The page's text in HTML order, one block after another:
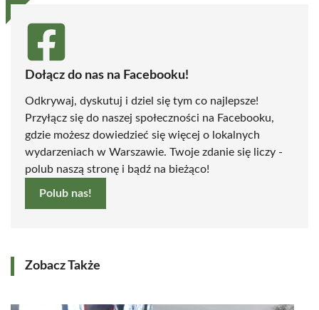
Dołącz do nas na Facebooku!
Odkrywaj, dyskutuj i dziel się tym co najlepsze!
Przyłącz się do naszej społeczności na Facebooku,
gdzie możesz dowiedzieć się więcej o lokalnych
wydarzeniach w Warszawie. Twoje zdanie się liczy -
polub naszą stronę i bądź na bieżąco!
Polub nas!
Zobacz Także